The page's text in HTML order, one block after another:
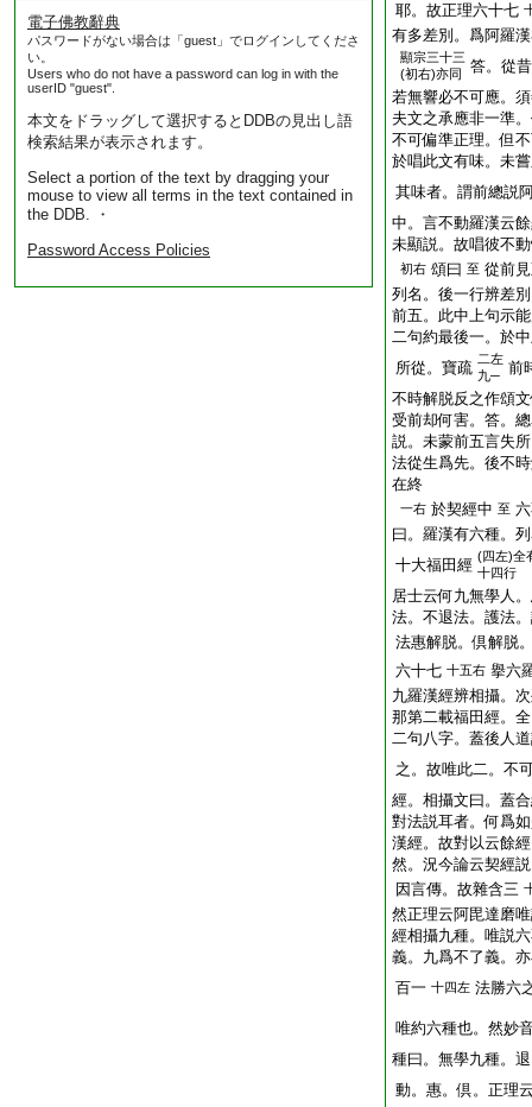
電子佛教辭典
パスワードがない場合は「guest」でログインしてくださ
い。
Users who do not have a password can log in with the
userID "guest".
本文をドラッグして選択するとDDBの見出し語
検索結果が表示されます。
Select a portion of the text by dragging your
mouse to view all terms in the text contained in
the DDB. ・
Password Access Policies
耶。故正理六十七
有多差別。爲阿羅
顯宗三十三
(初右)亦同
答。從
若無響必不可應。
夫文之承應非一準
不可偏準正理。但
於唱此文有味。未
其味者。謂前總説
中。言不動羅漢云
未顯説。故唱彼不
初右 頌曰 至 從前
列名。後一行辨差
前五。此中上句示
二句約最後一。於
所從。寶疏 二左
九─ 前
不時解脱反之作頌
受前却何害。答。
説。未蒙前五言失
法從生爲先。後不
在終
一右 於契經中 至
曰。羅漢有六種。
十大福田經 (四左)全
十四行
居士云何九無學人
法。不退法。護法
法惠解脱。倶解脱
六十七 十五右 擧六
九羅漢經辨相攝。
那第二載福田經。
二句八字。蓋後人
之。故唯此二。不
經。相攝文曰。蓋
對法説耳者。何爲
漢經。故對以云餘
然。況今論云契經
因言傳。故雜含三
然正理云阿毘達磨
經相攝九種。唯説
義。九爲不了義。
百一 十四左 法勝六
唯約六種也。然妙
種曰。無學九種。
動。惠。倶。正理